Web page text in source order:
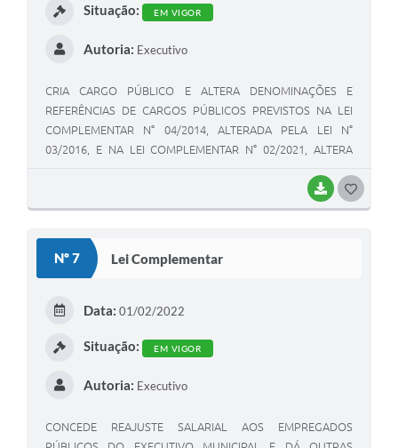
BAIXAR
Situação: EM VIGOR
Autoria: Executivo
CRIA CARGO PÚBLICO E ALTERA DENOMINAÇÕES E
REFERÊNCIAS DE CARGOS PÚBLICOS PREVISTOS NA LEI
COMPLEMENTAR N° 04/2014, ALTERADA PELA LEI N°
03/2016, E NA LEI COMPLEMENTAR N° 02/2021, ALTERA
Nº 7 Lei Complementar
Data: 01/02/2022
Situação: EM VIGOR
Autoria: Executivo
CONCEDE REAJUSTE SALARIAL AOS EMPREGADOS